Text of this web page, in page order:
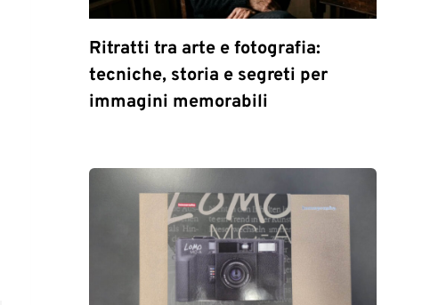
Ritratti tra arte e fotografia:
tecniche, storia e segreti per
immagini memorabili